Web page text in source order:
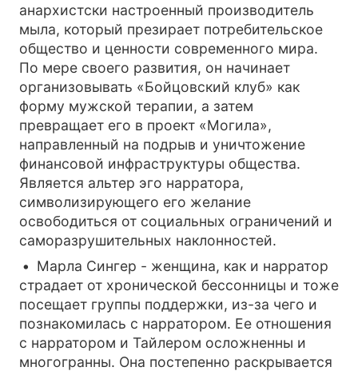
анархистски настроенный производитель
мыла, который презирает потребительское
общество и ценности современного мира.
По мере своего развития, он начинает
организовывать «Бойцовский клуб» как
форму мужской терапии, а затем
превращает его в проект «Могила»,
направленный на подрыв и уничтожение
финансовой инфраструктуры общества.
Является альтер эго нарратора,
символизирующего его желание
освободиться от социальных ограничений и
саморазрушительных наклонностей.
Марла Сингер - женщина, как и нарратор
страдает от хронической бессонницы и тоже
посещает группы поддержки, из-за чего и
познакомилась с нарратором. Ее отношения
с нарратором и Тайлером осложненны и
многогранны. Она постепенно раскрывается